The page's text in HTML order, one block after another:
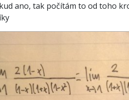
ano, tak počítám to od toho